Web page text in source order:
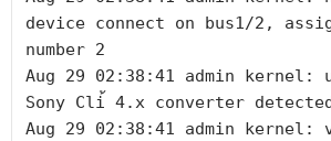
device connect on bus1/2,
number 2
Aug 29 02:38:41 admin kernel:
Sony Cli้ 4.x converter
Aug 29 02:38:41 admin kernel: